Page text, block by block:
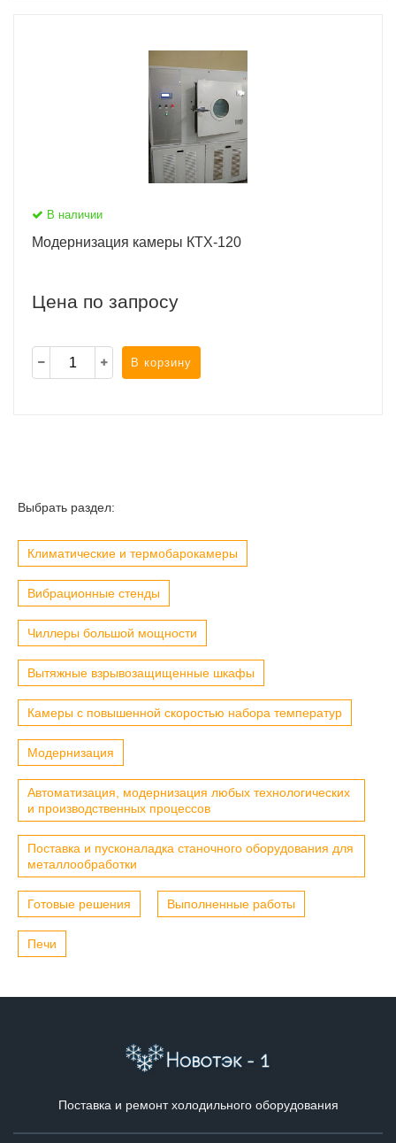
В наличии
Модернизация камеры КТХ-120
Цена по запросу
В корзину
Выбрать раздел:
Климатические и термобарокамеры
Вибрационные стенды
Чиллеры большой мощности
Вытяжные взрывозащищенные шкафы
Камеры с повышенной скоростью набора температур
Модернизация
Автоматизация, модернизация любых технологических
и производственных процессов
Поставка и пусконаладка станочного оборудования для
металлообработки
Готовые решения Выполненные работы
Печи
Поставка и ремонт холодильного оборудования